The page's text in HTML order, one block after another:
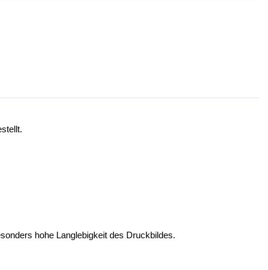
hohe Langlebigkeit des Druckbildes.